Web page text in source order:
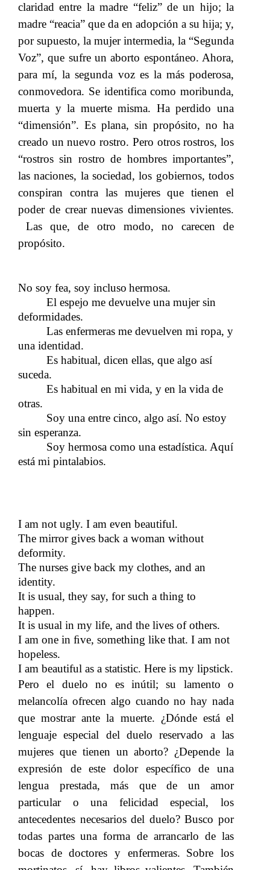
claridad entre la madre “feliz” de un hijo; la
madre “reacia” que da en adopción a su hija; y,
por supuesto, la mujer intermedia, la “Segunda
Voz”, que sufre un aborto espontáneo. Ahora,
para mí, ​​ la segunda voz es la más poderosa,
conmovedora. Se identifica como moribunda,
muerta y la muerte misma. Ha perdido una
“dimensión”. Es plana, sin​​ propósito,​​ no ha
creado un nuevo rostro. Pero otros rostros, los
“rostros sin rostro de hombres importantes”,
las naciones, la sociedad, los gobiernos, todos
conspiran contra las mujeres que tienen el
poder de crear nuevas dimensiones vivientes.​​
Las que, de otro modo, no carecen de
propósito.
No soy fea, soy incluso hermosa.
El espejo me devuelve una mujer sin
deformidades.
Las enfermeras me devuelven mi ropa, y
una identidad.
Es habitual, dicen ellas, que algo así
suceda.
Es habitual en mi vida, y en la vida de
otras.
Soy una entre cinco, algo así. No estoy
sin esperanza.
Soy hermosa como una estadística. Aquí
está mi pintalabios.
I am not ugly. I am even beautiful.
The mirror gives back a woman without
deformity.
The nurses give back my clothes, and an
identity.
It is usual, they say, for such a thing to
happen.
It is usual in my life, and the lives of others.
I am one in ﬁve, something like that.​​ I am not
hopeless.
I am beautiful as a statistic.​​ Here is my lipstick.
Pero el duelo no es inútil; su lamento o
melancolía ofrecen algo cuando no hay nada
que mostrar ante la muerte. ¿Dónde está el
lenguaje especial del duelo reservado a las
mujeres que tienen un aborto? ¿Depende la
expresión de este dolor específico de una
lengua prestada, más que de un amor
particular o una felicidad especial, los
antecedentes necesarios del duelo? Busco por
todas partes ​​una forma de arrancarlo de las
bocas de doctores y enfermeras. Sobre los